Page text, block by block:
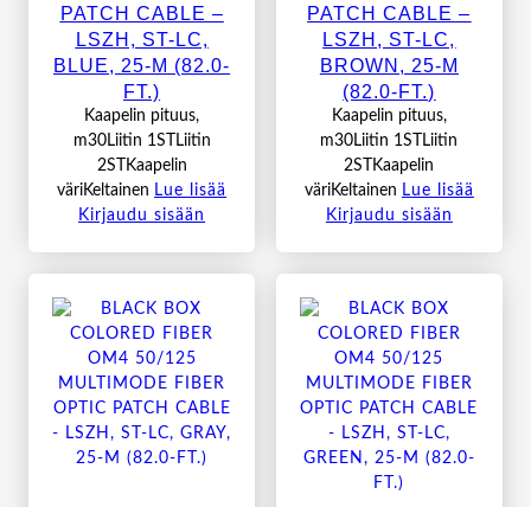
PATCH CABLE –
LSZH, ST-LC,
BLUE, 25-M (82.0-
FT.)
Kaapelin pituus,
m30Liitin 1STLiitin
2STKaapelin
väriKeltainen Lue lisää
Kirjaudu sisään
PATCH CABLE –
LSZH, ST-LC,
BROWN, 25-M
(82.0-FT.)
Kaapelin pituus,
m30Liitin 1STLiitin
2STKaapelin
väriKeltainen Lue lisää
Kirjaudu sisään